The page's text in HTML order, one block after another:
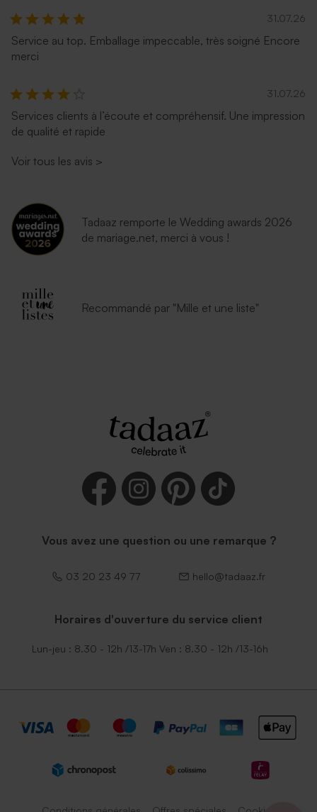
Enveloppe voeux longue
rouille
31.07.26
Service au top. Emballage impeccable, très soigné Encore
merci
31.07.26
Services clients à l’écoute et compréhensif. Une impression
de qualité et rapide
Voir tous les avis >
Tadaaz remporte le Wedding awards 2026
de mariage.net, merci à vous !
Recommandé par "Mille et une liste"
Vous avez une question ou une remarque ?
03 20 23 49 77 hello@tadaaz.fr
Horaires d'ouverture du service client
Lun-jeu : 8.30 - 12h /13-17h Ven : 8.30 - 12h /13-16h